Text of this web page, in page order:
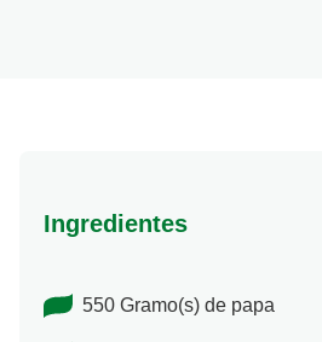
Ingredientes
550 Gramo(s) de papa